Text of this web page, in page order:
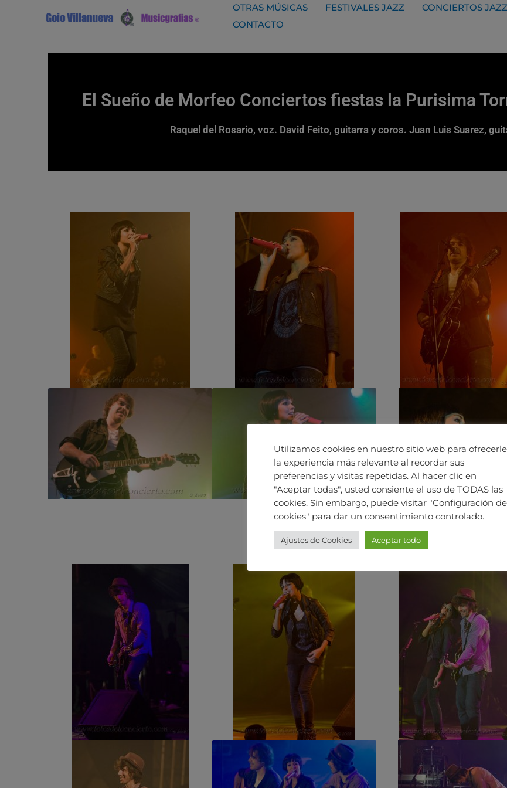
OTRAS MÚSICAS FESTIVALES JAZZ CONCIERTOS JAZZ
CONTACTO
El Sueño de Morfeo Conciertos fiestas la Purisima
Raquel del Rosario, voz. David Feito, guitarra y coros. Juan Luis Suarez,
Utilizamos cookies en nuestro sitio web para ofrecerle
la experiencia más relevante al recordar sus
preferencias y visitas repetidas. Al hacer clic en
"Aceptar todas", usted consiente el uso de TODAS las
cookies. Sin embargo, puede visitar "Configuración de
cookies" para dar un consentimiento controlado.
Ajustes de Cookies Aceptar todo